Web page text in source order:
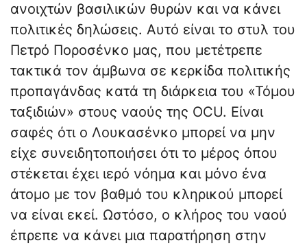
ανοιχτών βασιλικών θυρών και να κάνει
πολιτικές δηλώσεις. Αυτό είναι το στυλ του
Πετρό Ποροσένκο μας, που μετέτρεπε
τακτικά τον άμβωνα σε κερκίδα πολιτικής
προπαγάνδας κατά τη διάρκεια του «Τόμου
ταξιδιών» στους ναούς της OCU. Είναι
σαφές ότι ο Λουκασένκο μπορεί να μην
είχε συνειδητοποιήσει ότι το μέρος όπου
στέκεται έχει ιερό νόημα και μόνο ένα
άτομο με τον βαθμό του κληρικού μπορεί
να είναι εκεί. Ωστόσο, ο κλήρος του ναού
έπρεπε να κάνει μια παρατήρηση στην